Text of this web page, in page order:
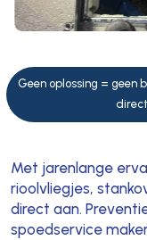
Geen oplossing =
Met jarenlange
rioolvliegjes,
direct aan.
spoedservice